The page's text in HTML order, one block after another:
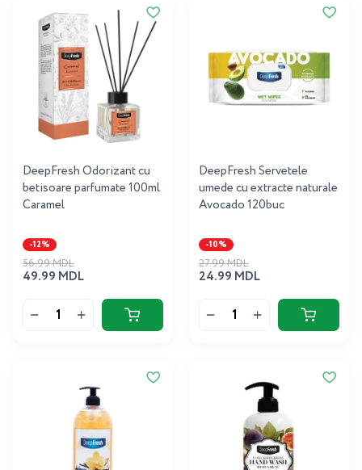
DeepFresh Odorizant cu
betisoare parfumate 100ml
Caramel
-12%
49.99 MDL
56.99 MDL
DeepFresh Servetele
umede cu extracte naturale
Avocado 120buc
-10%
24.99 MDL
27.99 MDL